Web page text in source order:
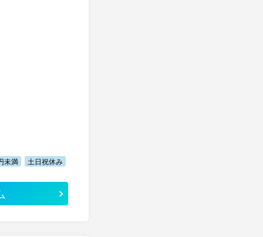
未満 土日祝休み